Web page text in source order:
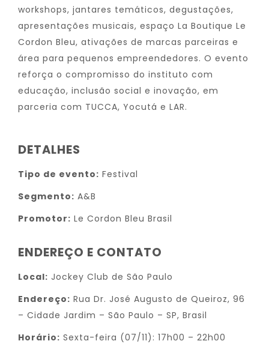
workshops, jantares temáticos, degustações,
apresentações musicais, espaço La Boutique Le
Cordon Bleu, ativações de marcas parceiras e
área para pequenos empreendedores. O evento
reforça o compromisso do instituto com
educação, inclusão social e inovação, em
parceria com TUCCA, Yocutá e LAR.
DETALHES
Tipo de evento: Festival
Segmento: A&B
Promotor: Le Cordon Bleu Brasil
ENDEREÇO E CONTATO
Local: Jockey Club de São Paulo
Endereço: Rua Dr. José Augusto de Queiroz, 96
– Cidade Jardim – São Paulo – SP, Brasil
Horário: Sexta-feira (07/11): 17h00 – 22h00